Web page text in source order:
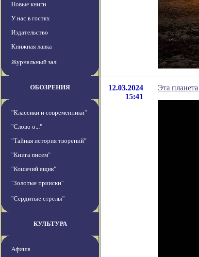
Новые книги
У нас в гостях
Издательство
Книжная лавка
Журнальный зал
ОБОЗРЕНИЯ
"Классики и современники"
"Слово о..."
"Тайная история творений"
"Книга писем"
"Кошачий ящик"
"Золотые прииски"
"Сердитые стрелы"
КУЛЬТУРА
Афиша
12.03.2024
15:41
Эта